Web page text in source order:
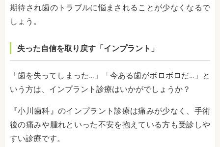
期待され歯のトラブルに悩まされることが少なくなるで
しょう。
失った自信を取り戻す「インプラント」
「歯を失ってしまった…」「今ある歯がボロボロだ…」と
いう方は、インプラント診療はいかがでしょうか？
『小川歯科』のインプラント診療は痛みが少なく、手術
後の痛みや腫れといった不安を抱えている方も受診しや
すい診療です。